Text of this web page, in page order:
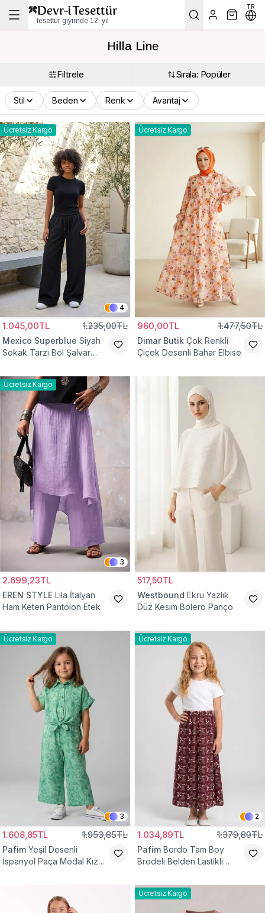
tesettür giyimde 12. yıl
TR
Hilla Line
Filtrele Sırala: Popüler
Stil Beden Renk Avantaj
Ücretsiz Kargo
4
1.045,00TL 1.235,00TL
Mexico Superblue Siyah
Sokak Tarzı Bol Şalvar
Ücretsiz Kargo
960,00TL 1.477,50TL
Dimar Butik Çok Renkli
Çiçek Desenli Bahar Elbise
Ücretsiz Kargo
3
2.699,23TL
EREN STYLE Lila İtalyan
Ham Keten Pantolon Etek
517,50TL
Westbound Ekru Yazlık
Düz Kesim Bolero Panço
Ücretsiz Kargo
3
1.608,85TL 1.953,85TL
Pafim Yeşil Desenli
İspanyol Paça Modal Kız
Ücretsiz Kargo
2
1.034,89TL 1.379,89TL
Pafim Bordo Tam Boy
Brodeli Belden Lastikli
Ücretsiz Kargo